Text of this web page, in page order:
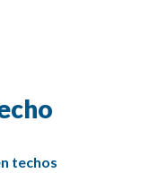
techos